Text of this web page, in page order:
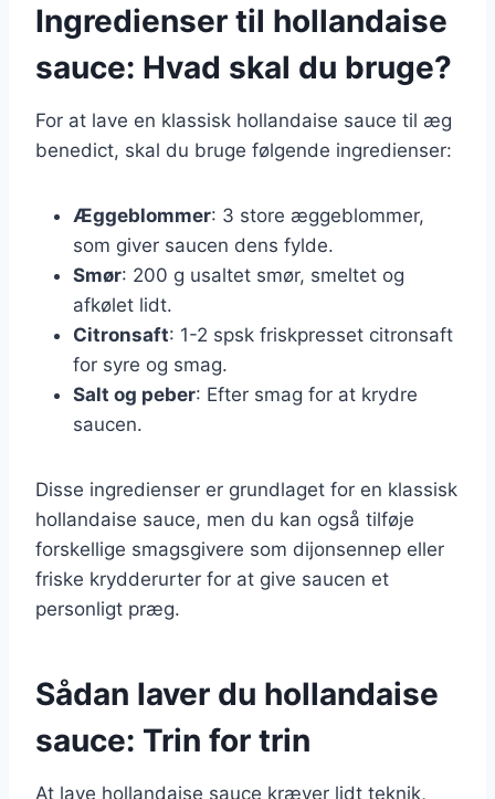
Ingredienser til hollandaise
sauce: Hvad skal du bruge?
For at lave en klassisk hollandaise sauce til æg
benedict, skal du bruge følgende ingredienser:
Æggeblommer: 3 store æggeblommer,
som giver saucen dens fylde.
Smør: 200 g usaltet smør, smeltet og
afkølet lidt.
Citronsaft: 1-2 spsk friskpresset citronsaft
for syre og smag.
Salt og peber: Efter smag for at krydre
saucen.
Disse ingredienser er grundlaget for en klassisk
hollandaise sauce, men du kan også tilføje
forskellige smagsgivere som dijonsennep eller
friske krydderurter for at give saucen et
personligt præg.
Sådan laver du hollandaise
sauce: Trin for trin
At lave hollandaise sauce kræver lidt teknik,